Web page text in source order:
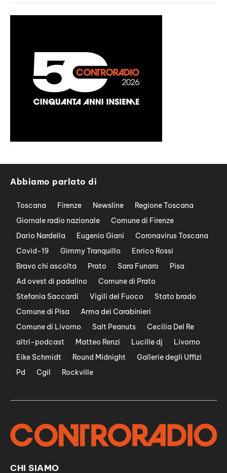
Abbiamo parlato di
Toscana Firenze Newsline
Regione Toscana
Giornale radio nazionale
Comune di Firenze
Dario Nardella
Eugenio Giani
Coronavirus Toscana
Covid-19
Gimmy Tranquillo
Enrico Rossi
Bravo chi ascolta
Prato Sara Funaro
Pisa
Ad ovest di padalino
Comune di Prato
Stefania Saccardi
Vigili del Fuoco
Stato brado
Comune di Pisa
Arma dei Carabinieri
Comune di Livorno
Salt Peanuts
Cecilia Del Re
altri-podcast
Matteo Renzi Lucille dj
Livorno
Eike Schmidt
Round Midnight
Gallerie degli Uffizi
Pd
Cgil Rockville
CHI SIAMO